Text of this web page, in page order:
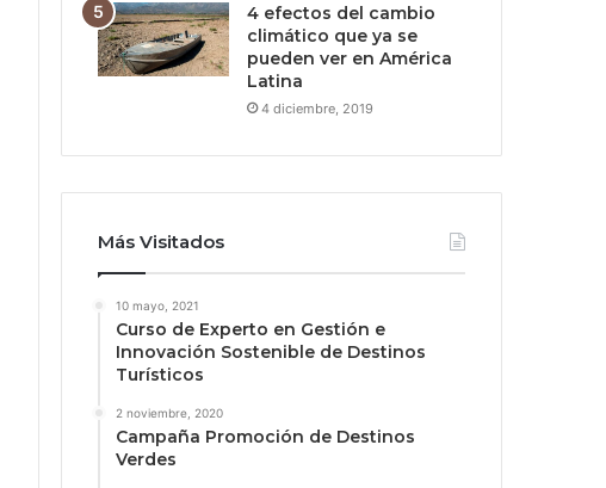
4 efectos del cambio
climático que ya se
pueden ver en América
Latina
4 diciembre, 2019
Más Visitados
10 mayo, 2021
Curso de Experto en Gestión e
Innovación Sostenible de Destinos
Turísticos
2 noviembre, 2020
Campaña Promoción de Destinos
Verdes